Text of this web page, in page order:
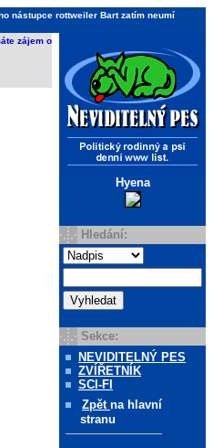
nástupce rottweiler Bart zatím neumí
Hyena
Hledání:
Sekce:
NEVIDITELNÝ PES
ZVÍŘETNÍK
SCI-FI
Zpět na hlavní
stranu
zájem o